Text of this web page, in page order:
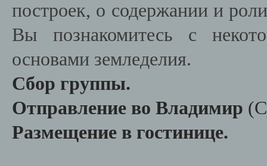
построек, о содержании и
Вы познакомитесь с
основами земледелия.
Сбор группы.
Отправление во Владимир
Размещение в гостинице.